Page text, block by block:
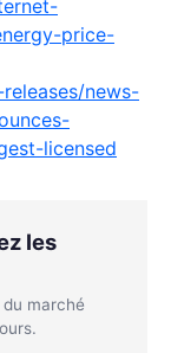
price-
news-
licensed
les
marché